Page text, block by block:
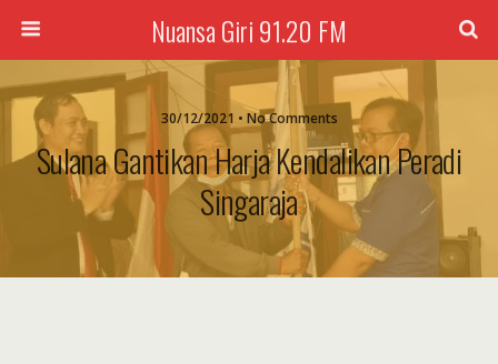
Nuansa Giri 91.20 FM
30/12/2021 • No Comments
Sulana Gantikan Harja Kendalikan Peradi
Singaraja